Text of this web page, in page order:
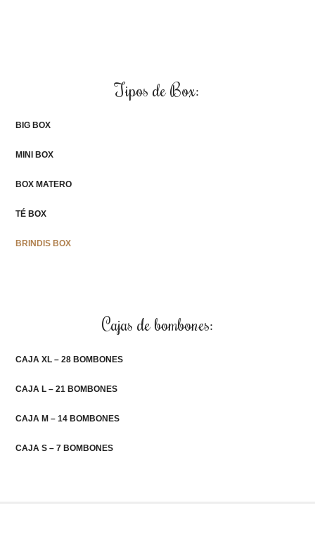
Tipos de Box:
BIG BOX
MINI BOX
BOX MATERO
TÉ BOX
BRINDIS BOX
Cajas de bombones:
CAJA XL – 28 BOMBONES
CAJA L – 21 BOMBONES
CAJA M – 14 BOMBONES
CAJA S – 7 BOMBONES